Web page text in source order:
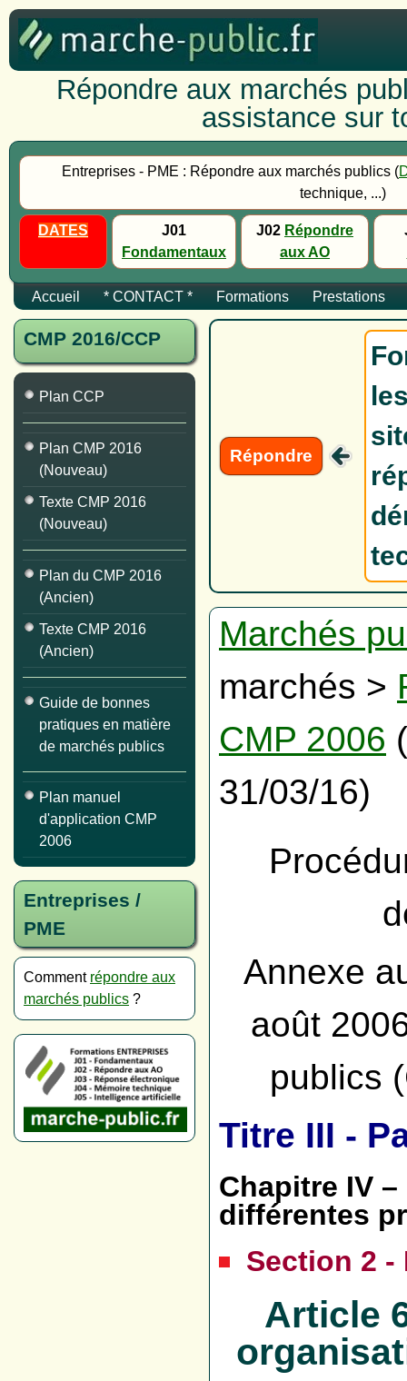
Répondre aux marchés
assistance sur
Entreprises - PME : Répondre aux marchés publics (
technique, ...)
DATES
J01
Fondamentaux
J02 Répondre
aux AO
Accueil * CONTACT * Formations Prestations
CMP 2016/CCP
Plan CCP
Plan CMP 2016
(Nouveau)
Texte CMP 2016
(Nouveau)
Plan du CMP 2016
(Ancien)
Texte CMP 2016
(Ancien)
Guide de bonnes
pratiques en matière
de marchés publics
Plan manuel
d'application CMP
2006
Entreprises /
PME
Comment répondre aux
marchés publics ?
Répondre
Marchés
marchés >
CMP 2006
31/03/16)
Annexe
août
publics
Titre III -
Chapitre IV
différentes
Section 2 -
Article